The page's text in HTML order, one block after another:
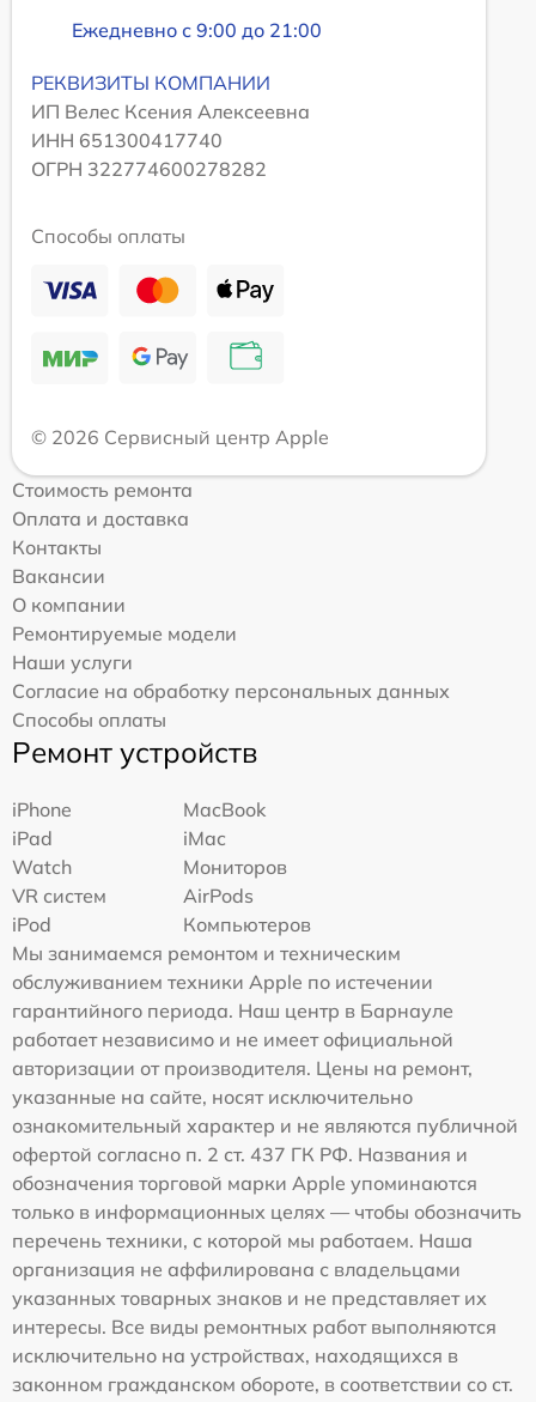
Ежедневно с 9:00 до 21:00
РЕКВИЗИТЫ КОМПАНИИ
ИП Велес Ксения Алексеевна
ИНН 651300417740
ОГРН 322774600278282
Способы оплаты
© 2026 Сервисный центр Apple
Стоимость ремонта
Оплата и доставка
Контакты
Вакансии
О компании
Ремонтируемые модели
Наши услуги
Согласие на обработку персональных данных
Способы оплаты
Ремонт устройств
iPhone
MacBook
iPad
iMac
Watch
Мониторов
VR систем
AirPods
iPod
Компьютеров
Мы занимаемся ремонтом и техническим
обслуживанием техники Apple по истечении
гарантийного периода. Наш центр в Барнауле
работает независимо и не имеет официальной
авторизации от производителя. Цены на ремонт,
указанные на сайте, носят исключительно
ознакомительный характер и не являются публичной
офертой согласно п. 2 ст. 437 ГК РФ. Названия и
обозначения торговой марки Apple упоминаются
только в информационных целях — чтобы обозначить
перечень техники, с которой мы работаем. Наша
организация не аффилирована с владельцами
указанных товарных знаков и не представляет их
интересы. Все виды ремонтных работ выполняются
исключительно на устройствах, находящихся в
законном гражданском обороте, в соответствии со ст.